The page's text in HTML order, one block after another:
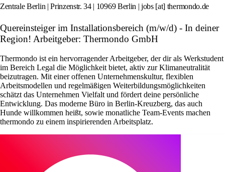
Zentrale Berlin | Prinzenstr. 34 | 10969 Berlin | jobs [at] thermondo.de
Quereinsteiger im Installationsbereich (m/w/d) - In deiner
Region! Arbeitgeber: Thermondo GmbH
Thermondo ist ein hervorragender Arbeitgeber, der dir als Werkstudent
im Bereich Legal die Möglichkeit bietet, aktiv zur Klimaneutralität
beizutragen. Mit einer offenen Unternehmenskultur, flexiblen
Arbeitsmodellen und regelmäßigen Weiterbildungsmöglichkeiten
schätzt das Unternehmen Vielfalt und fördert deine persönliche
Entwicklung. Das moderne Büro in Berlin-Kreuzberg, das auch
Hunde willkommen heißt, sowie monatliche Team-Events machen
thermondo zu einem inspirierenden Arbeitsplatz.